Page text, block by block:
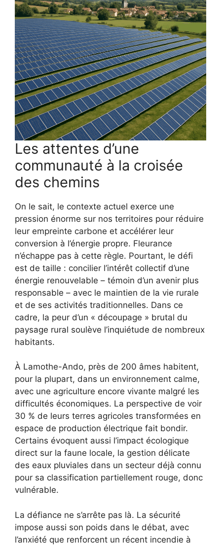
Les attentes d’une
communauté à la croisée
des chemins
On le sait, le contexte actuel exerce une
pression énorme sur nos territoires pour réduire
leur empreinte carbone et accélérer leur
conversion à l’énergie propre. Fleurance
n’échappe pas à cette règle. Pourtant, le défi
est de taille : concilier l’intérêt collectif d’une
énergie renouvelable – témoin d’un avenir plus
responsable – avec le maintien de la vie rurale
et de ses activités traditionnelles. Dans ce
cadre, la peur d’un « découpage » brutal du
paysage rural soulève l’inquiétude de nombreux
habitants.
À Lamothe-Ando, près de 200 âmes habitent,
pour la plupart, dans un environnement calme,
avec une agriculture encore vivante malgré les
difficultés économiques. La perspective de voir
30 % de leurs terres agricoles transformées en
espace de production électrique fait bondir.
Certains évoquent aussi l’impact écologique
direct sur la faune locale, la gestion délicate
des eaux pluviales dans un secteur déjà connu
pour sa classification partiellement rouge, donc
vulnérable.
La défiance ne s’arrête pas là. La sécurité
impose aussi son poids dans le débat, avec
l’anxiété que renforcent un récent incendie à